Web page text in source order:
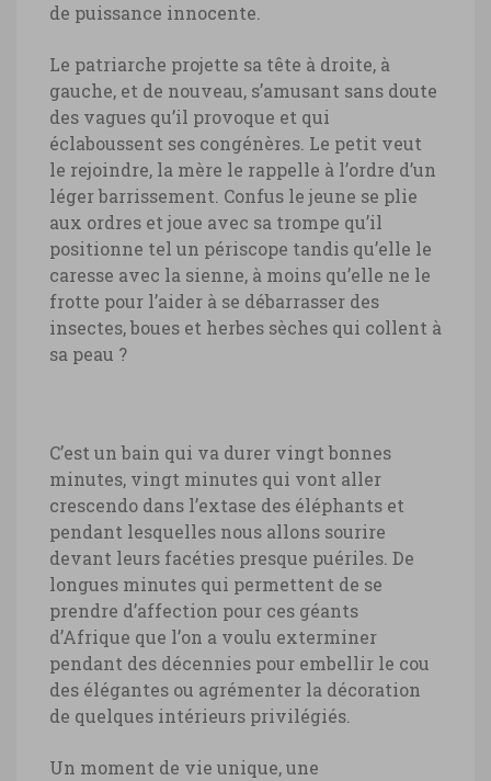
de puissance innocente.
Le patriarche projette sa tête à droite, à
gauche, et de nouveau, s’amusant sans doute
des vagues qu’il provoque et qui
éclaboussent ses congénères. Le petit veut
le rejoindre, la mère le rappelle à l’ordre d’un
léger barrissement. Confus le jeune se plie
aux ordres et joue avec sa trompe qu’il
positionne tel un périscope tandis qu’elle le
caresse avec la sienne, à moins qu’elle ne le
frotte pour l’aider à se débarrasser des
insectes, boues et herbes sèches qui collent à
sa peau ?
C’est un bain qui va durer vingt bonnes
minutes, vingt minutes qui vont aller
crescendo dans l’extase des éléphants et
pendant lesquelles nous allons sourire
devant leurs facéties presque puériles. De
longues minutes qui permettent de se
prendre d’affection pour ces géants
d’Afrique que l’on a voulu exterminer
pendant des décennies pour embellir le cou
des élégantes ou agrémenter la décoration
de quelques intérieurs privilégiés.
Un moment de vie unique, une